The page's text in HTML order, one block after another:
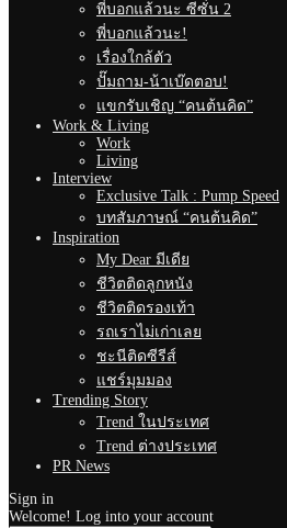
พี่บอกแล้วนะ ซีซั่น 2
พี่บอกแล้วนะ!
เรื่องใกล้ตัว
ปั๊มถาม-น้าเบ๊ดตอบ!
แขกรับเชิญ “คนต้นคิด”
Work & Living
Work
Living
Interview
Exclusive Talk : Pump Speed
บทสัมภาษณ์ “คนต้นคิด”
Inspiration
My Dear มีเดีย
ชีวิตติดลูกหนัง
ชีวิตติดรองเท้า
รถเราไม่เก่าเลย
ชะนีติดซีรีส์
แชร์มุมมอง
Trending Story
Trend ในประเทศ
Trend ต่างประเทศ
PR News
Sign in
Welcome! Log into your account